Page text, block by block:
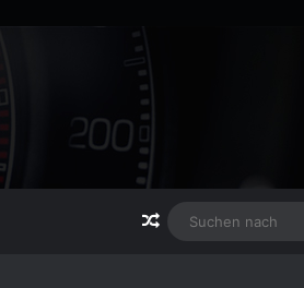
Zufälliger Artikel